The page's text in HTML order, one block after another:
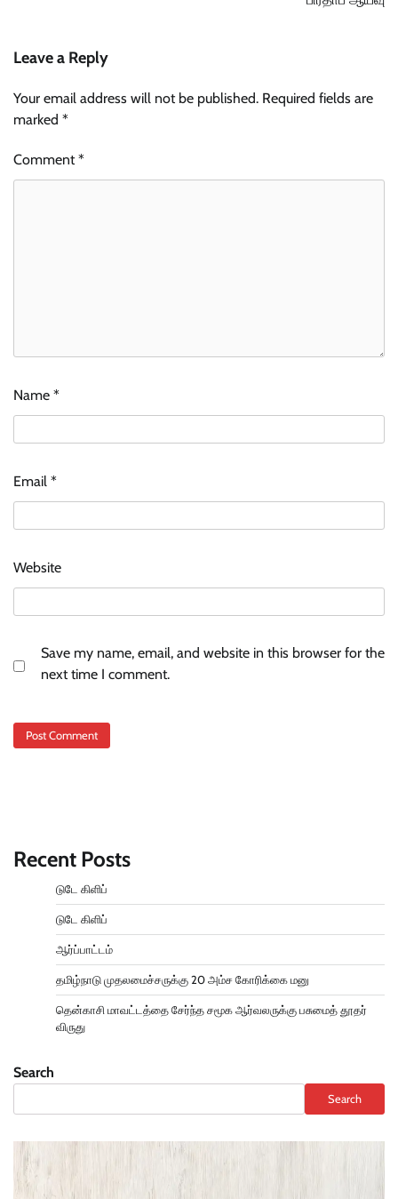
Leave a Reply
Your email address will not be published. Required fields are
marked *
Comment*
Name *
Email *
Website
Save my name, email, and website in this browser for the
next time I comment.
Recent Posts
டுடே கிளிப்
டுடே கிளிப்
ஆர்ப்பாட்டம்
தமிழ்நாடு முதலமைச்சருக்கு 20 அம்ச கோரிக்கை மனு
தென்காசி மாவட்டத்தை சேர்ந்த சமூக ஆர்வலருக்கு பசுமைத் தூதர்
விருது
Search
Search